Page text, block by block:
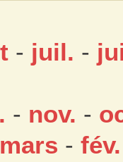
- juil. -
- nov. -
mars -fév.